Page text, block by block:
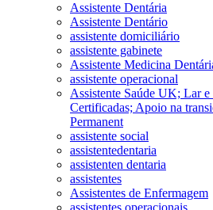
Assistente Dentária
Assistente Dentário
assistente domiciliário
assistente gabinete
Assistente Medicina
assistente operacional
Assistente Saúde UK; Lar e
Certificadas; Apoio na
Permanent
assistente social
assistentedentaria
assistenten dentaria
assistentes
Assistentes de Enfermagem
assistentes operacionais